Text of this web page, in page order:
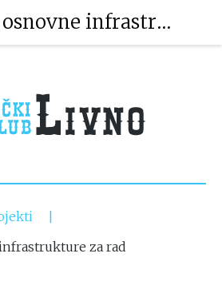
za rad
Izgradnja osnovne infrastrukture za rad